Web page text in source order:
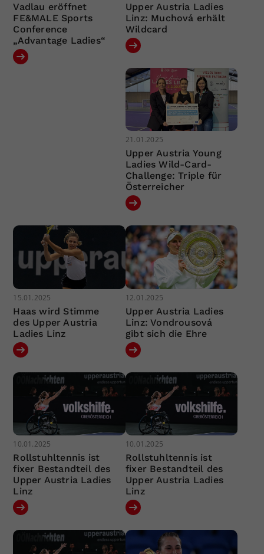
Vadlau eröffnet
FE&MALE Sports
Conference
„Advantage Ladies“
Upper Austria Ladies
Linz: Muchová erhält
Wildcard
21.01.2025
Upper Austria Young
Ladies Wild-Card-
Challenge: Triple für
Österreicher
15.01.2025
Haas wird Stimme
des Upper Austria
Ladies Linz
12.01.2025
Upper Austria Ladies
Linz: Vondrousová
gibt sich die Ehre
10.01.2025
Rollstuhltennis ist
fixer Bestandteil des
Upper Austria Ladies
Linz
10.01.2025
Rollstuhltennis ist
fixer Bestandteil des
Upper Austria Ladies
Linz